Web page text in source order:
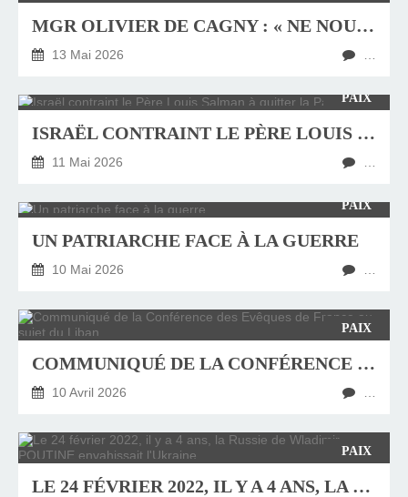
MGR OLIVIER DE CAGNY : « NE NOUS HABITUONS PAS À LA GUERRE ! »
13 Mai 2026
PAIX
ISRAËL CONTRAINT LE PÈRE LOUIS SALMAN À QUITTER LA PALESTINE
11 Mai 2026
PAIX
UN PATRIARCHE FACE À LA GUERRE
10 Mai 2026
PAIX
COMMUNIQUÉ DE LA CONFÉRENCE DES EVÊQUES DE FRANCE AU SUJET DU LIBAN
10 Avril 2026
PAIX
LE 24 FÉVRIER 2022, IL Y A 4 ANS, LA RUSSIE DE WLADIMIR POUTINE ENVAHISSAIT L'UKRAINE